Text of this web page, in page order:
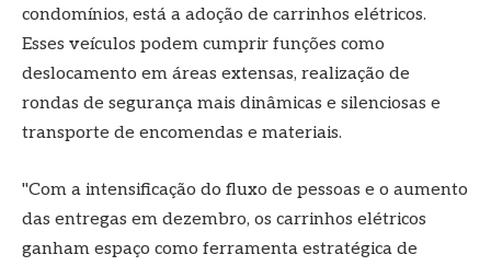
condomínios, está a adoção de carrinhos elétricos.
Esses veículos podem cumprir funções como
deslocamento em áreas extensas, realização de
rondas de segurança mais dinâmicas e silenciosas e
transporte de encomendas e materiais.
"Com a intensificação do fluxo de pessoas e o aumento
das entregas em dezembro, os carrinhos elétricos
ganham espaço como ferramenta estratégica de